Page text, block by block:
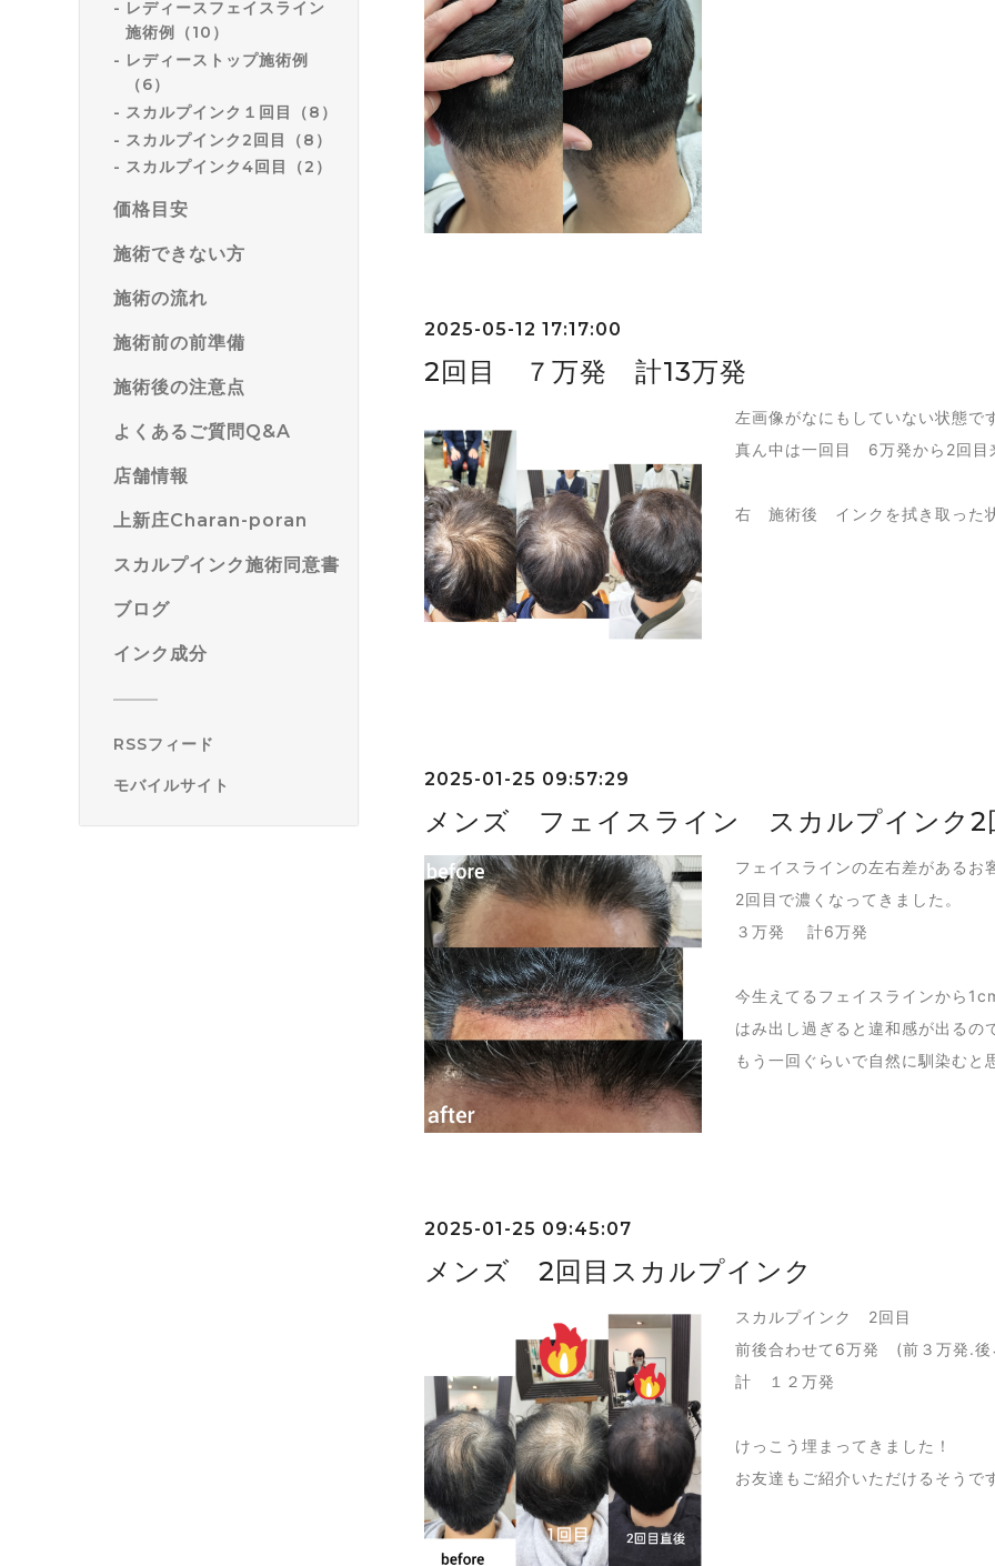
レディースフェイスライン
施術例（10）
レディーストップ施術例
（6）
スカルプインク１回目（8）
スカルプインク2回目（8）
スカルプインク4回目（2）
価格目安
施術できない方
施術の流れ
施術前の前準備
施術後の注意点
よくあるご質問Q&A
店舗情報
上新庄Charan-poran
スカルプインク施術同意書
ブログ
インク成分
RSSフィード
モバイルサイト
2025-05-12 17:17:00
2回目 ７万発 計13万発
左画像がなにもしていない状態で
真ん中は一回目 6万発から2回目
右 施術後 インクを拭き取った状
2025-01-25 09:57:29
メンズ フェイスライン スカルプインク2
フェイスラインの左右差があるお
2回目で濃くなってきました。
３万発 計6万発
今生えてるフェイスラインから
はみ出し過ぎると違和感が出るの
もう一回ぐらいで自然に馴染むと
2025-01-25 09:45:07
メンズ 2回目スカルプインク
スカルプインク 2回目
前後合わせて6万発 (前３万発.後
計 １２万発
けっこう埋まってきました！
お友達もご紹介いただけるそうで